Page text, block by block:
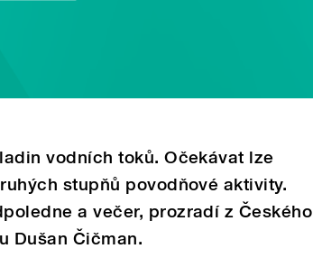
vodních toků. Očekávat lze
stupňů povodňové aktivity.
a večer, prozradí z Českého
Dušan Čičman.